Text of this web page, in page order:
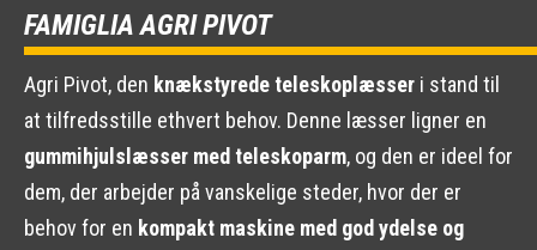
FAMIGLIA AGRI PIVOT
Agri Pivot, den knækstyrede teleskoplæsser i stand til
at tilfredsstille ethvert behov. Denne læsser ligner en
gummihjulslæsser med teleskoparm, og den er ideel for
dem, der arbejder på vanskelige steder, hvor der er
behov for en kompakt maskine med god ydelse og